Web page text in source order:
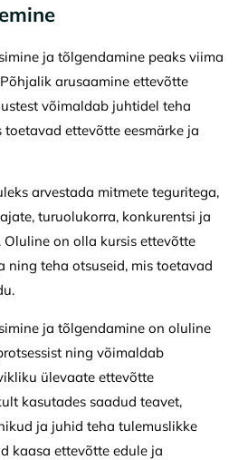
ja tõlgendamine peaks viima
arusaamine ettevõtte
võimaldab juhtidel teha
ettevõtte eesmärke ja
arvestada mitmete teguritega,
turuolukorra, konkurentsi ja
on olla kursis ettevõtte
ning teha otsuseid, mis toetavad
ja tõlgendamine on oluline
ning võimaldab
ülevaate ettevõtte
kasutades saadud teavet,
ja juhid teha tulemuslikke
kaasa ettevõtte edule ja